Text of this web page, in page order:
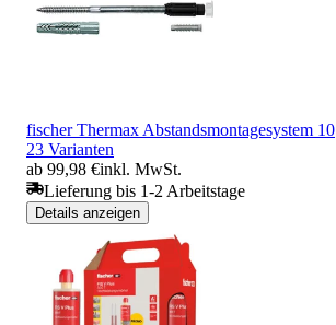
fischer Thermax Abstandsmontagesystem 10
23 Varianten
ab 99,98 €inkl. MwSt.
Lieferung bis 1-2 Arbeitstage
Details anzeigen